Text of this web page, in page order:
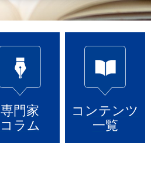
専門家
コラム
コンテンツ
一覧